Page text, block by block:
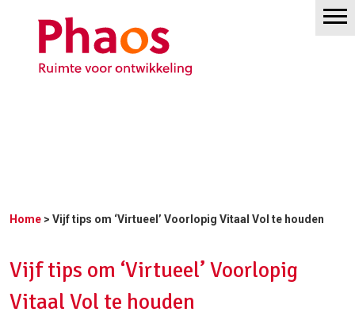
Home > Vijf tips om ‘Virtueel’ Voorlopig Vitaal Vol te houden
Vijf tips om ‘Virtueel’ Voorlopig
Vitaal Vol te houden